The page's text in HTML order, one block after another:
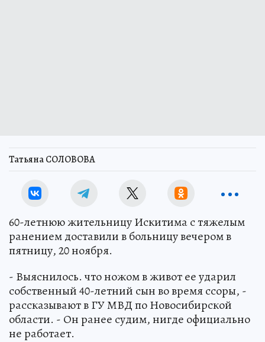
Татьяна СОЛОВОВА
60-летнюю жительницу Искитима с тяжелым
ранением доставили в больницу вечером в
пятницу, 20 ноября.
- Выяснилось. что ножом в живот ее ударил
собственный 40-летний сын во время ссоры, -
рассказывают в ГУ МВД по Новосибирской
области. - Он ранее судим, нигде официально
не работает.